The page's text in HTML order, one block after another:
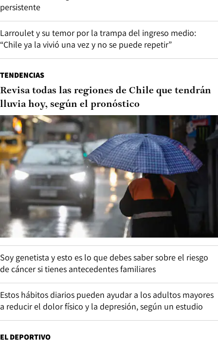
persistente
Larroulet y su temor por la trampa del ingreso medio:
“Chile ya la vivió una vez y no se puede repetir”
TENDENCIAS
Revisa todas las regiones de Chile que tendrán
lluvia hoy, según el pronóstico
Soy genetista y esto es lo que debes saber sobre el riesgo
de cáncer si tienes antecedentes familiares
Estos hábitos diarios pueden ayudar a los adultos mayores
a reducir el dolor físico y la depresión, según un estudio
EL DEPORTIVO